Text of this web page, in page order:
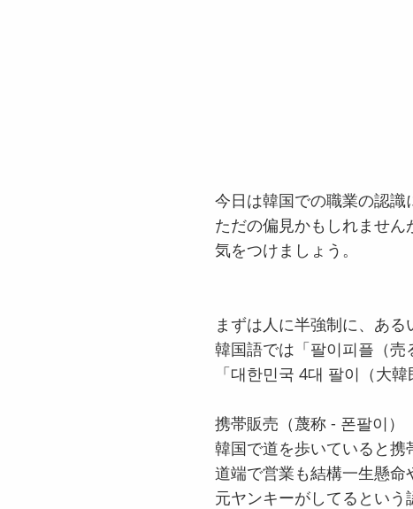
今日は韓国での職業の認識
ただの偏見かもしれませ
気をつけましょう。
まずは人に半強制に、ある
韓国語では「팔이피플（
「대한민국 4대 팔이（大
携帯販売（蔑称 - 폰팔이）
韓国で道を歩いていると携
道端で営業も結構一生懸命
元ヤンキーがしてるという